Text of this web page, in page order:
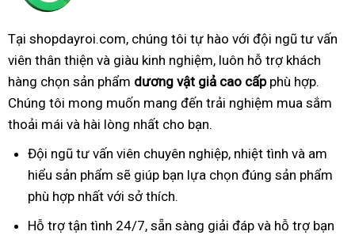
Tại shopdayroi.com, chúng tôi tự hào với đội ngũ tư vấn
viên thân thiện và giàu kinh nghiệm, luôn hỗ trợ khách
hàng chọn sản phẩm dương vật giả cao cấpphù hợp.
Chúng tôi mong muốn mang đến trải nghiệm mua sắm
thoải mái và hài lòng nhất cho bạn.
Đội ngũ tư vấn viên chuyên nghiệp, nhiệt tình và am
hiểu sản phẩm sẽ giúp bạn lựa chọn đúng sản phẩm
phù hợp nhất với sở thích.
Hỗ trợ tận tình 24/7, sẵn sàng giải đáp và hỗ trợ bạn